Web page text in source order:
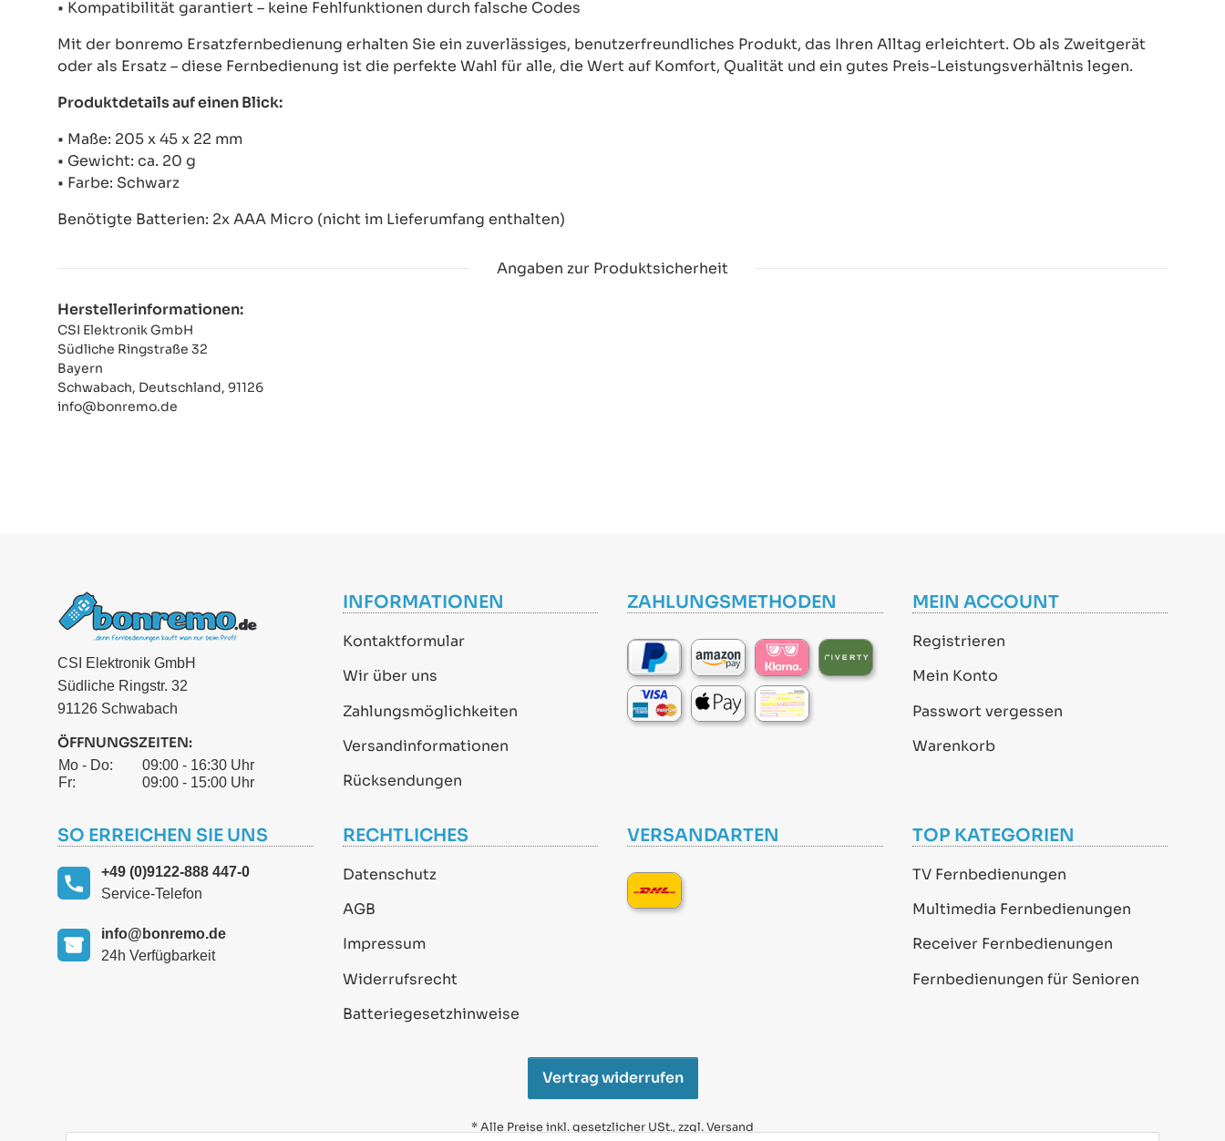
• Kompatibilität garantiert – keine Fehlfunktionen durch falsche Codes
Mit der bonremo Ersatzfernbedienung erhalten Sie ein zuverlässiges, benutzerfreundliches Produkt, das Ihren Alltag erleichtert. Ob als Zweitgerät
oder als Ersatz – diese Fernbedienung ist die perfekte Wahl für alle, die Wert auf Komfort, Qualität und ein gutes Preis-Leistungsverhältnis legen.
Produktdetails auf einen Blick:
• Maße: 205 x 45 x 22 mm
• Gewicht: ca. 20 g
• Farbe: Schwarz
Benötigte Batterien: 2x AAA Micro (nicht im Lieferumfang enthalten)
Angaben zur Produktsicherheit
Herstellerinformationen:
CSI Elektronik GmbH
Südliche Ringstraße 32
Bayern
Schwabach, Deutschland, 91126
info@bonremo.de
CSI Elektronik GmbH
Südliche Ringstr. 32
91126 Schwabach
ÖFFNUNGSZEITEN:
Mo - Do:
09:00 - 16:30 Uhr
Fr:
09:00 - 15:00 Uhr
INFORMATIONEN
Kontaktformular
Wir über uns
Zahlungsmöglichkeiten
Versandinformationen
Rücksendungen
ZAHLUNGSMETHODEN MEIN ACCOUNT
Registrieren
Mein Konto
Passwort vergessen
Warenkorb
SO ERREICHEN SIE UNS
+49 (0)9122-888 447-0
Service-Telefon
info@bonremo.de
24h Verfügbarkeit
RECHTLICHES
Datenschutz
AGB
Impressum
Widerrufsrecht
Batteriegesetzhinweise
VERSANDARTEN TOP KATEGORIEN
TV Fernbedienungen
Multimedia Fernbedienungen
Receiver Fernbedienungen
Fernbedienungen für Senioren
Vertrag widerrufen
* Alle Preise inkl. gesetzlicher USt., zzgl.Versand